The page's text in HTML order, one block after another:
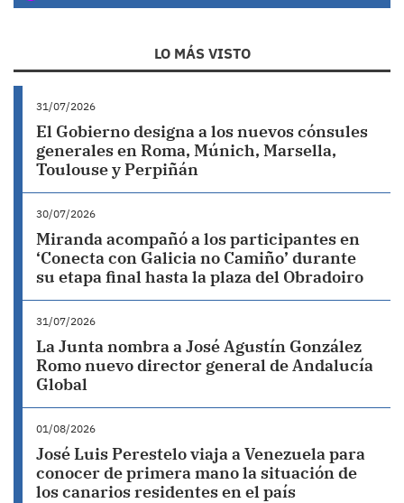
LO MÁS VISTO
31/07/2026
El Gobierno designa a los nuevos cónsules
generales en Roma, Múnich, Marsella,
Toulouse y Perpiñán
30/07/2026
Miranda acompañó a los participantes en
‘Conecta con Galicia no Camiño’ durante
su etapa final hasta la plaza del Obradoiro
31/07/2026
La Junta nombra a José Agustín González
Romo nuevo director general de Andalucía
Global
01/08/2026
José Luis Perestelo viaja a Venezuela para
conocer de primera mano la situación de
los canarios residentes en el país